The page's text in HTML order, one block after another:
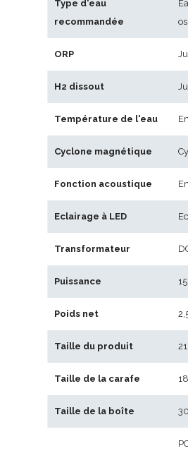
Type d'eau
recommandée
ORP
H2 dissout
Température de l'eau
Cyclone magnétique
Fonction acoustique
Eclairage à LED
Transformateur
Puissance
Poids net
Taille du produit
Taille de la carafe
Taille de la boîte